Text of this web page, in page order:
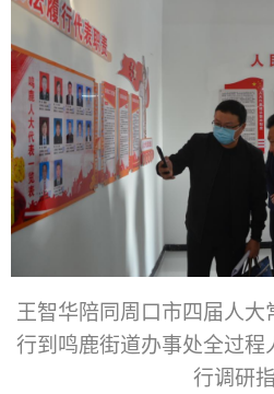
王智华陪同周口市四届人
行到鸣鹿街道办事处全过程
行调研